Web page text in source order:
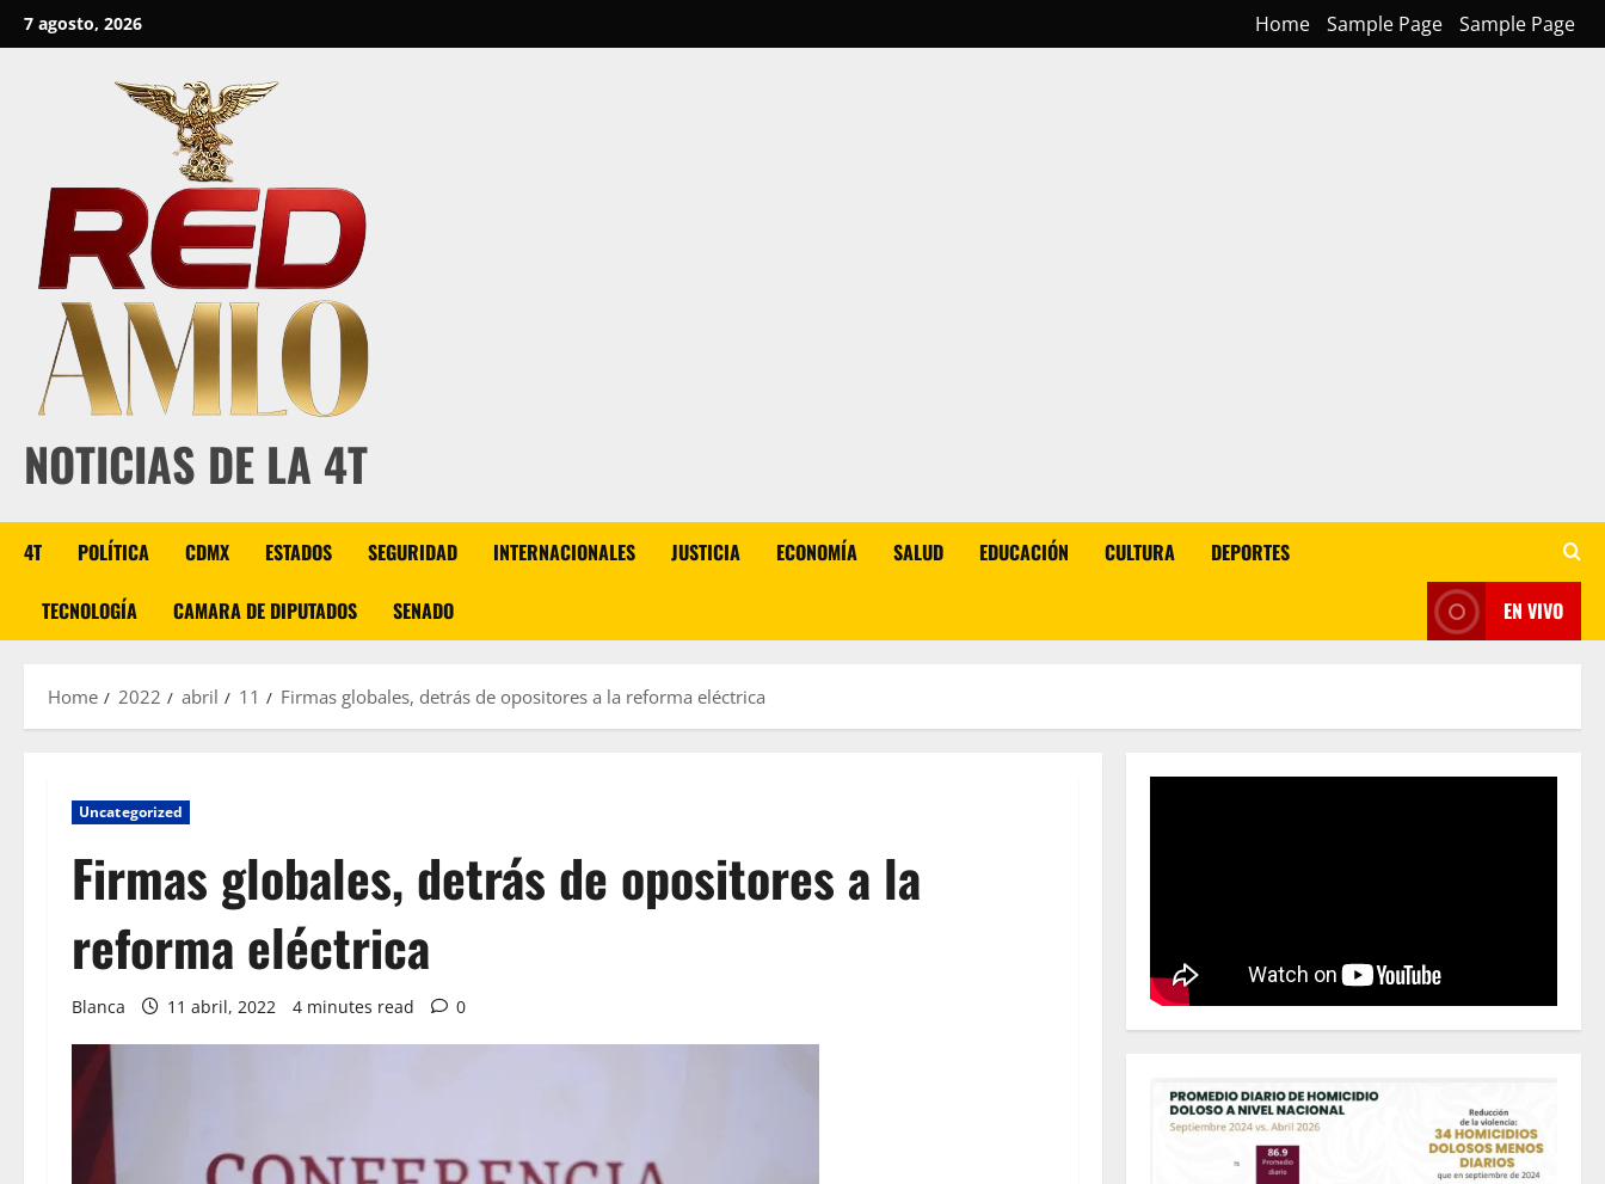
Skip
to
7 agosto, 2026 Home Sample Page Sample Page
NOTICIAS DE LA 4T
4T POLÍTICA CDMX ESTADOS SEGURIDAD INTERNACIONALES JUSTICIA ECONOMÍA SALUD EDUCACIÓN CULTURA DEPORTES
TECNOLOGÍA CAMARA DE DIPUTADOS SENADO EN VIVO
Home 2022 abril 11 Firmas globales, detrás de opositores a la reforma eléctrica
Uncategorized
Firmas globales, detrás de opositores a la
reforma eléctrica
Blanca 11 abril, 2022 4 minutes read 0